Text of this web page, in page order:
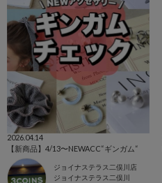
2026.04.14
【新商品】4/13〜NEWACC“ギンガム“
ジョイナステラス二俣川店
ジョイナステラス二俣川